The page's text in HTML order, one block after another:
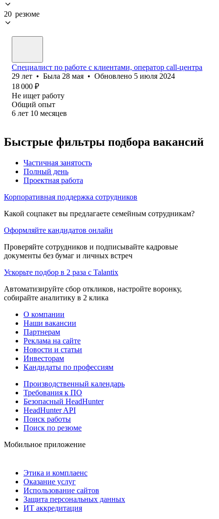
20 резюме
Специалист по работе с клиентами, оператор саll-центра
29 лет • Была 28 мая • Обновлено 5 июля 2024
18 000 ₽
Не ищет работу
Общий опыт
6 лет 10 месяцев
Быстрые фильтры подбора вакансий
Частичная занятость
Полный день
Проектная работа
Корпоративная поддержка сотрудников
Какой соцпакет вы предлагаете семейным сотрудникам?
Оформляйте кандидатов онлайн
Проверяйте сотрудников и подписывайте кадровые
документы без бумаг и личных встреч
Ускорьте подбор в 2 раза с Talantix
Автоматизируйте сбор откликов, настройте воронку,
собирайте аналитику в 2 клика
О компании
Наши вакансии
Партнерам
Реклама на сайте
Новости и статьи
Инвесторам
Кандидаты по профессиям
Производственный календарь
Требования к ПО
Безопасный HeadHunter
HeadHunter API
Поиск работы
Поиск по резюме
Мобильное приложение
Этика и комплаенс
Оказание услуг
Использование сайтов
Защита персональных данных
ИТ аккредитация